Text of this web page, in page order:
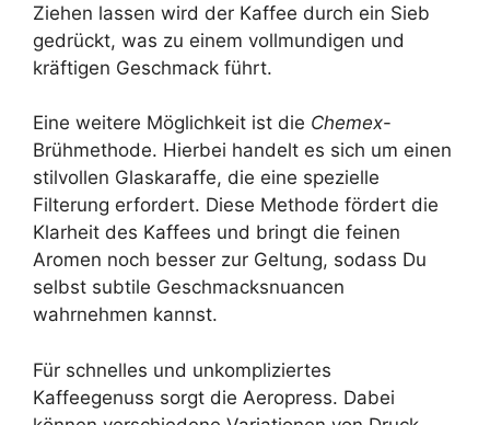
Ziehen lassen wird der Kaffee durch ein Sieb
gedrückt, was zu einem vollmundigen und
kräftigen Geschmack führt.
Eine weitere Möglichkeit ist die Chemex-
Brühmethode. Hierbei handelt es sich um einen
stilvollen Glaskaraffe, die eine spezielle
Filterung erfordert. Diese Methode fördert die
Klarheit des Kaffees und bringt die feinen
Aromen noch besser zur Geltung, sodass Du
selbst subtile Geschmacksnuancen
wahrnehmen kannst.
Für schnelles und unkompliziertes
Kaffeegenuss sorgt die Aeropress. Dabei